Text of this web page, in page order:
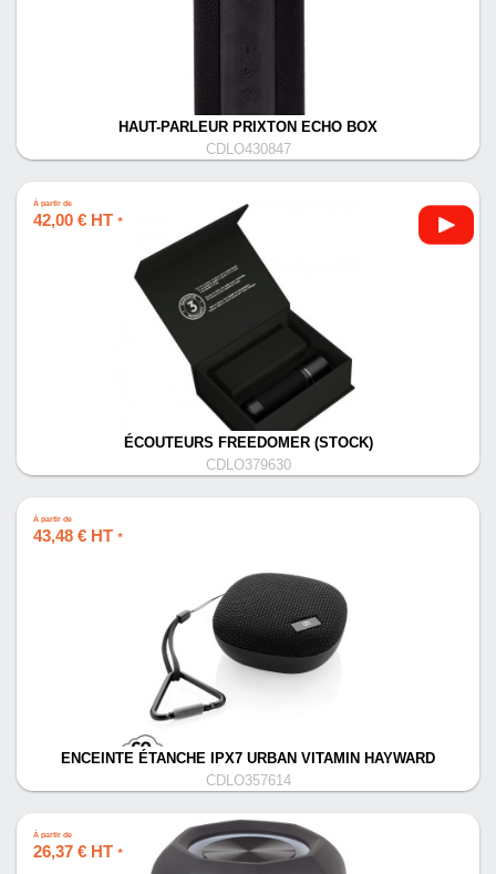
HAUT-PARLEUR PRIXTON ECHO BOX
CDLO430847
À partir de
42,00 € HT *
ÉCOUTEURS FREEDOMER (STOCK)
CDLO379630
À partir de
43,48 € HT *
ENCEINTE ÉTANCHE IPX7 URBAN VITAMIN HAYWARD
CDLO357614
À partir de
26,37 € HT *